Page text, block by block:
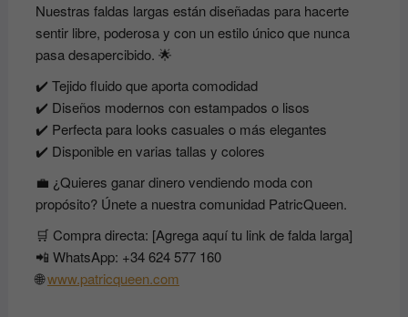
Nuestras faldas largas están diseñadas para hacerte
sentir libre, poderosa y con un estilo único que nunca
pasa desapercibido. 🌟
✔️ Tejido fluido que aporta comodidad
✔️ Diseños modernos con estampados o lisos
✔️ Perfecta para looks casuales o más elegantes
✔️ Disponible en varias tallas y colores
💼 ¿Quieres ganar dinero vendiendo moda con
propósito? Únete a nuestra comunidad PatricQueen.
🛒 Compra directa: [Agrega aquí tu link de falda larga]
📲 WhatsApp: +34 624 577 160
🌐www.patricqueen.com